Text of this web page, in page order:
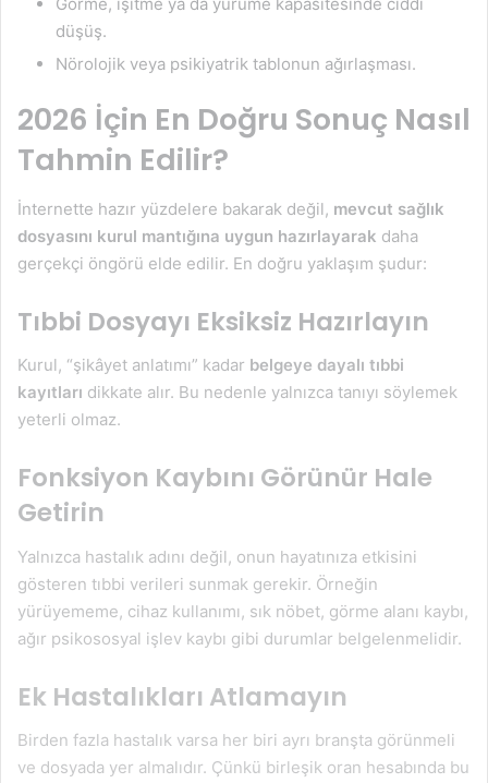
düşüş.
Nörolojik veya psikiyatrik tablonun ağırlaşması.
2026 İçin En Doğru Sonuç Nasıl
Tahmin Edilir?
İnternette hazır yüzdelere bakarak değil, mevcut sağlık
dosyasını kurul mantığına uygun hazırlayarak daha
gerçekçi öngörü elde edilir. En doğru yaklaşım şudur:
Tıbbi Dosyayı Eksiksiz Hazırlayın
Kurul, “şikâyet anlatımı” kadar belgeye dayalı tıbbi
kayıtları dikkate alır. Bu nedenle yalnızca tanıyı söylemek
yeterli olmaz.
Fonksiyon Kaybını Görünür Hale
Getirin
Yalnızca hastalık adını değil, onun hayatınıza etkisini
gösteren tıbbi verileri sunmak gerekir. Örneğin
yürüyememe, cihaz kullanımı, sık nöbet, görme alanı kaybı,
ağır psikososyal işlev kaybı gibi durumlar belgelenmelidir.
Ek Hastalıkları Atlamayın
Birden fazla hastalık varsa her biri ayrı branşta görünmeli
ve dosyada yer almalıdır. Çünkü birleşik oran hesabında bu